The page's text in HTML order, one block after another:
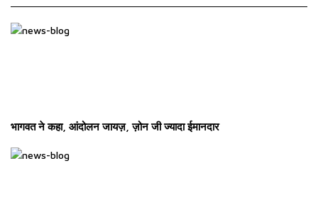
भागवत ने कहा, आंदोलन जायज़, ज़ोन जी ज्यादा ईमानदार